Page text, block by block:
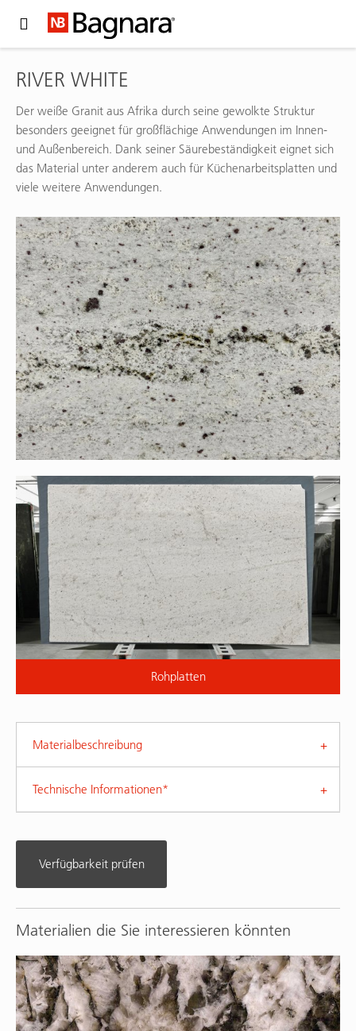
RIVER WHITE
Der weiße Granit aus Afrika durch seine gewolkte Struktur
besonders geeignet für großflächige Anwendungen im Innen-
und Außenbereich. Dank seiner Säurebeständigkeit eignet sich
das Material unter anderem auch für Küchenarbeitsplatten und
viele weitere Anwendungen.
Rohplatten
Materialbeschreibung
Technische Informationen*
Verfügbarkeit prüfen
Materialien die Sie interessieren könnten